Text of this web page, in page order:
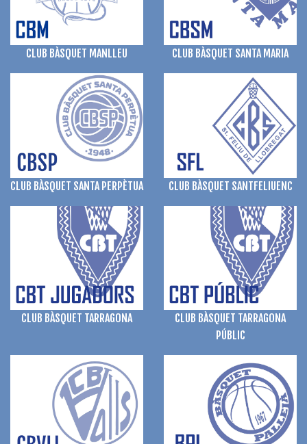
CLUB BÀSQUET MANLLEU CLUB BÀSQUET SANTA MARIA
CLUB BÀSQUET SANTA PERPÈTUA CLUB BÀSQUET SANTFELIUENC
CLUB BÀSQUET TARRAGONA
CLUB BÀSQUET TARRAGONA
PÚBLIC